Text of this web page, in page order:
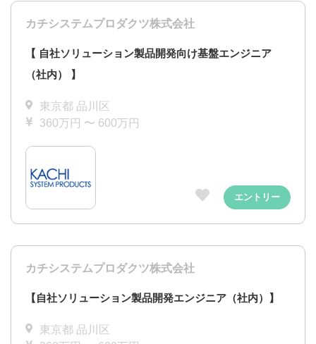
カチシステムプロダクツ株式会社
【 自社ソリューション製品開発向け基盤エンジニア
（社内） 】
東京都 品川区
360万円 〜 600万円
エントリー
カチシステムプロダクツ株式会社
【自社ソリューション製品開発エンジニア（社内）】
東京都 品川区